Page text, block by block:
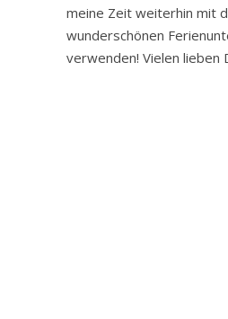
meine Zeit weiterhin mit
wunderschönen
verwenden! Vielen lieben